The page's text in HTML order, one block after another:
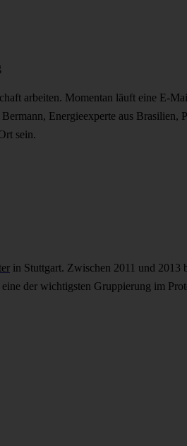
arbeiten. Momentan läuft eine E-
Energieexperte aus Brasilien,
sein.
in Stuttgart. Zwischen 2011 und 2013
eine der wichtigsten Gruppierung im